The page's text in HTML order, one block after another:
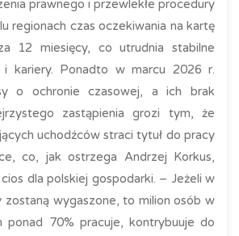
prawnego i przewlekłe procedury
regionach czas oczekiwania na kartę
12 miesięcy, co utrudnia stabilne
i kariery. Ponadto w marcu 2026 r.
o ochronie czasowej, a ich brak
zastąpienia grozi tym, że
uchodźców straci tytuł do pracy
co, jak ostrzega Andrzej Korkus,
dla polskiej gospodarki. – Jeżeli w
zostaną wygaszone, to milion osób w
ponad 70% pracuje, kontrybuuje do